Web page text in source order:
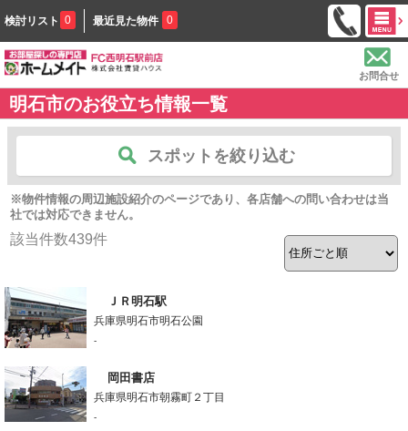
検討リスト 0 最近見た物件 0
お問合せ
明石市のお役立ち情報一覧
スポットを絞り込む
※物件情報の周辺施設紹介のページであり、各店舗への問い合わせは当
社では対応できません。
該当件数439件
ＪＲ明石駅
兵庫県明石市明石公園
-
岡田書店
兵庫県明石市朝霧町２丁目
-